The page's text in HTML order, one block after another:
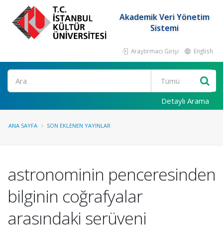
Akademik Veri Yönetim
Sistemi
Araştırmacı Girişi English
Ara
Detaylı Arama
ANA SAYFA SON EKLENEN YAYINLAR
astronominin penceresinden
bilginin coğrafyalar
arasındaki serüveni